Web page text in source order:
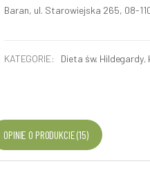
Baran, ul. Starowiejska 265, 08-
KATEGORIE: Dieta św. Hildegardy,
OPINIE O PRODUKCIE (15)